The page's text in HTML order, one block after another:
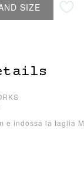
SIZE
e indossa la taglia M.